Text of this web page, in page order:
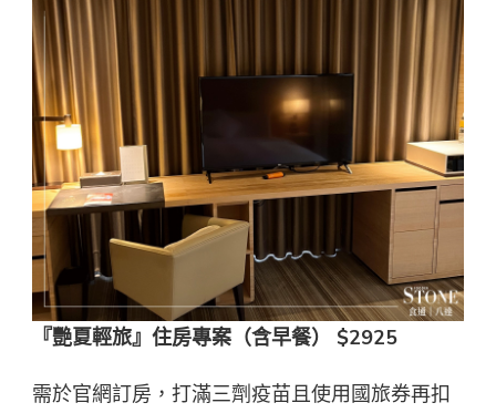
『艷夏輕旅』住房專案（含早餐） $2925
需於官網訂房，打滿三劑疫苗且使用國旅券再扣